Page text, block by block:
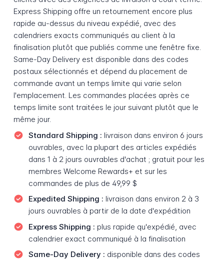
Express Shipping offre un retournement encore plus
rapide au-dessus du niveau expédié, avec des
calendriers exacts communiqués au client à la
finalisation plutôt que publiés comme une fenêtre fixe.
Same-Day Delivery est disponible dans des codes
postaux sélectionnés et dépend du placement de
commande avant un temps limite qui varie selon
l'emplacement. Les commandes placées après ce
temps limite sont traitées le jour suivant plutôt que le
même jour.
Standard Shipping : livraison dans environ 6 jours
ouvrables, avec la plupart des articles expédiés
dans 1 à 2 jours ouvrables d'achat ; gratuit pour les
membres Welcome Rewards+ et sur les
commandes de plus de 49,99 $
Expedited Shipping : livraison dans environ 2 à 3
jours ouvrables à partir de la date d'expédition
Express Shipping : plus rapide qu'expédié, avec
calendrier exact communiqué à la finalisation
Same-Day Delivery : disponible dans des codes